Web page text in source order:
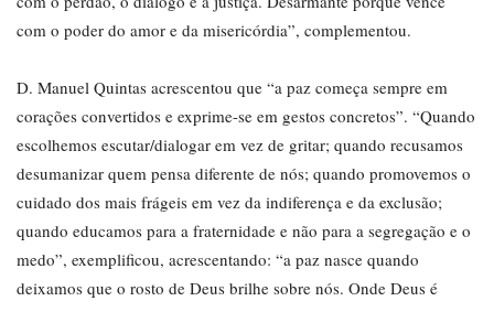
com o poder do amor e da misericórdia”, complementou.
D. Manuel Quintas acrescentou que “a paz começa sempre em
corações convertidos e exprime-se em gestos concretos”. “Quando
escolhemos escutar/dialogar em vez de gritar; quando recusamos
desumanizar quem pensa diferente de nós; quando promovemos o
cuidado dos mais frágeis em vez da indiferença e da exclusão;
quando educamos para a fraternidade e não para a segregação e o
medo”, exemplificou, acrescentando: “a paz nasce quando
deixamos que o rosto de Deus brilhe sobre nós. Onde Deus é